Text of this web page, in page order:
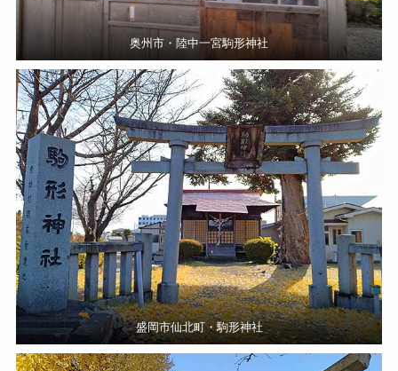
奥州市・陸中一宮駒形神社
盛岡市仙北町・駒形神社